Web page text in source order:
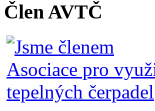
Člen AVTČ